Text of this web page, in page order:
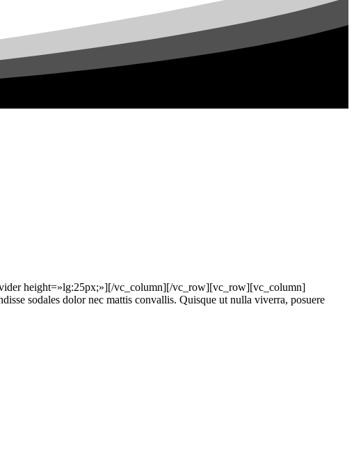
height=»lg:25px;»][/vc_column][/vc_row][vc_row][vc_column]
sodales dolor nec mattis convallis. Quisque ut nulla viverra, posuere